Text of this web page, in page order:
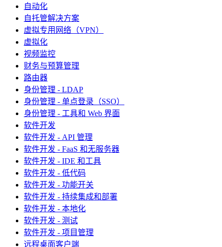
自动化
自托管解决方案
虚拟专用网络（VPN）
虚拟化
视频监控
财务与预算管理
路由器
身份管理 - LDAP
身份管理 - 单点登录（SSO）
身份管理 - 工具和 Web 界面
软件开发
软件开发 - API 管理
软件开发 - FaaS 和无服务器
软件开发 - IDE 和工具
软件开发 - 低代码
软件开发 - 功能开关
软件开发 - 持续集成和部署
软件开发 - 本地化
软件开发 - 测试
软件开发 - 项目管理
远程桌面客户端